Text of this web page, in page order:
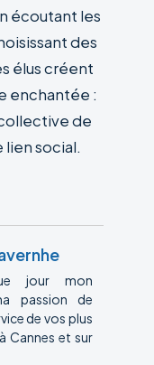
écoutant les
des
élus créent
enchantée :
de
social.
jour mon
passion de
de vos plus
Cannes et sur